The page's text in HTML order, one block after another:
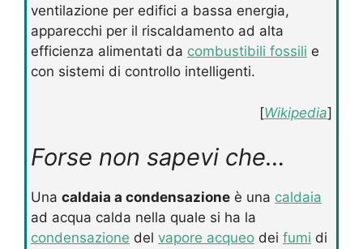
ventilazione per edifici a bassa energia,
apparecchi per il riscaldamento ad alta
efficienza alimentati da combustibili fossili e
con sistemi di controllo intelligenti.
[Wikipedia]
Forse non sapevi che…
Una caldaia a condensazione è una caldaia
ad acqua calda nella quale si ha la
condensazione del vapore acqueo dei fumi di